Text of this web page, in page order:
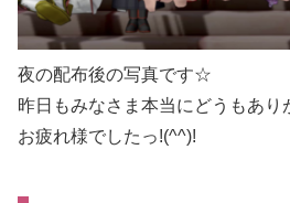
夜の配布後の写真です☆
昨日もみなさま本当にどうもあり
お疲れ様でしたっ!(^^)!